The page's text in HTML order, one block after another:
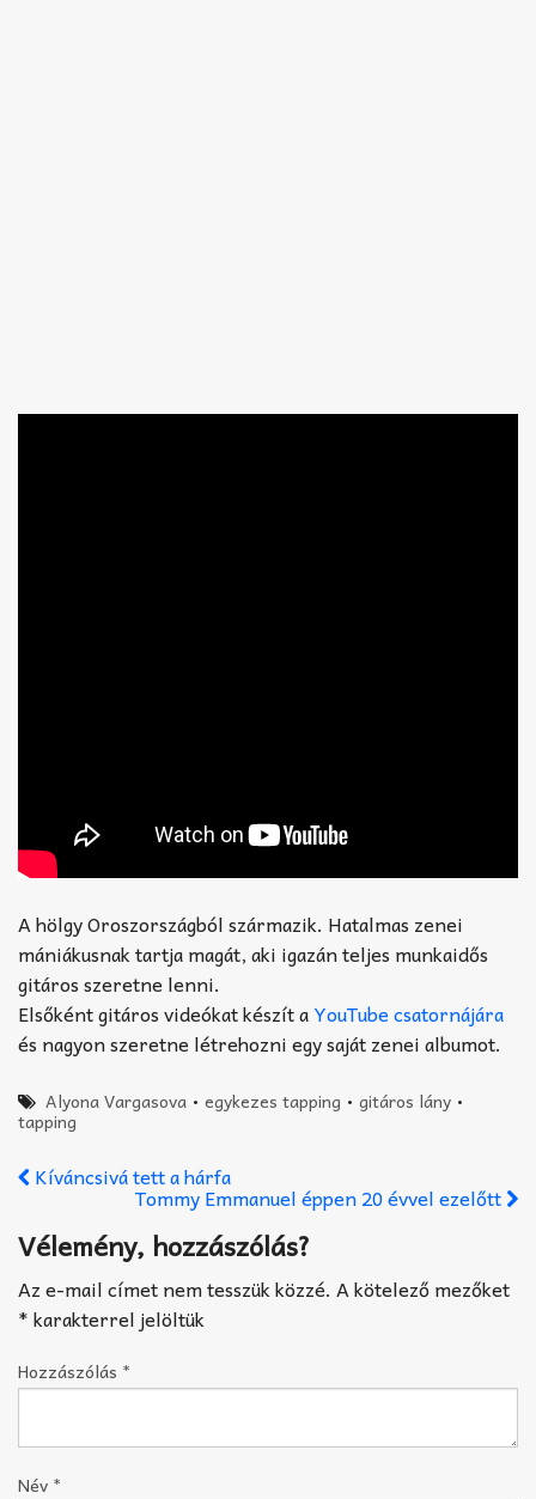
A hölgy Oroszországból származik. Hatalmas zenei
mániákusnak tartja magát, aki igazán teljes munkaidős
gitáros szeretne lenni.
Elsőként gitáros videókat készít aYouTube csatornájára
és nagyon szeretne létrehozni egy saját zenei albumot.
Alyona Vargasova •egykezes tapping •gitáros lány •
tapping
Kíváncsivá tett a hárfa
Tommy Emmanuel éppen 20 évvel ezelőtt
Vélemény, hozzászólás?
Az e-mail címet nem tesszük közzé. A kötelező mezőket
*karakterrel jelöltük
Hozzászólás *
Név *